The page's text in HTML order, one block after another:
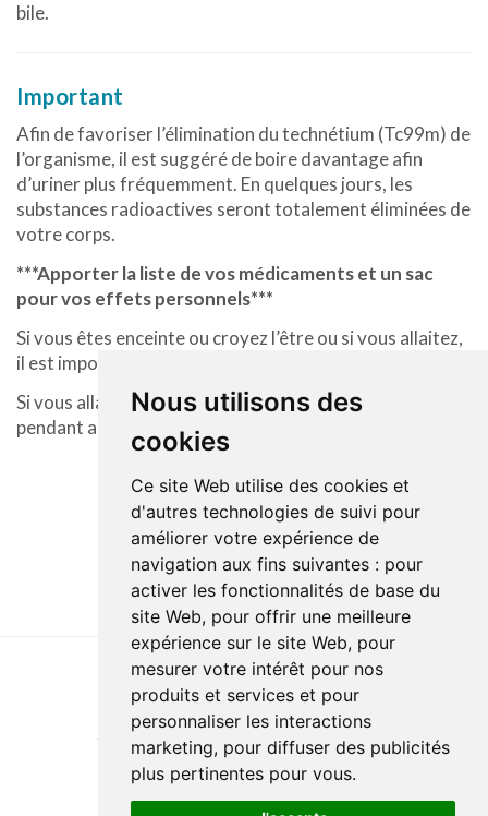
Nous utilisons des
cookies
Ce site Web utilise des cookies et
d'autres technologies de suivi pour
améliorer votre expérience de
navigation aux fins suivantes : pour
activer les fonctionnalités de base du
site Web, pour offrir une meilleure
expérience sur le site Web, pour
mesurer votre intérêt pour nos
produits et services et pour
personnaliser les interactions
marketing, pour diffuser des publicités
plus pertinentes pour vous.
bile.
Important
Afin de favoriser l’élimination du technétium (Tc99m) de
l’organisme, il est suggéré de boire davantage afin
d’uriner plus fréquemment. En quelques jours, les
substances radioactives seront totalement éliminées de
votre corps.
***Apporter la liste de vos médicaments et un sac
pour vos effets personnels***
Si vous êtes enceinte ou croyez l’être ou si vous allaitez,
il est important d’aviser le technologue.
Si vous allaitez, vous devrez alors cesser l’allaitement
pendant au moins 24 h.
Last update : 6 June 2024
Accessibility
Website development